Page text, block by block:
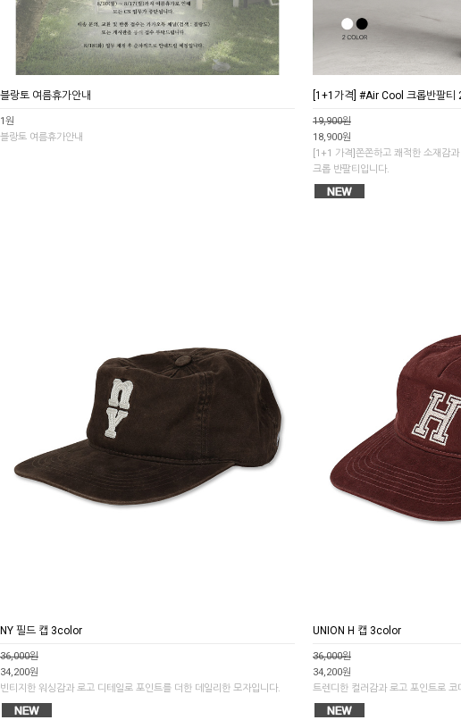
블랑토 여름휴가안내
1원
블랑토 여름휴가안내
[1+1가격] #Air Cool 크롭반팔
19,900원
18,900원
[1+1 가격]쫀쫀하고 쾌적한 소재감
크롭 반팔티입니다.
NY 필드 캡 3color
36,000원
34,200원
빈티지한 워싱감과 로고 디테일로 포인트를 더한 데일리한 모자입니다.
UNION H 캡 3color
36,000원
34,200원
트렌디한 컬러감과 로고 포인트로